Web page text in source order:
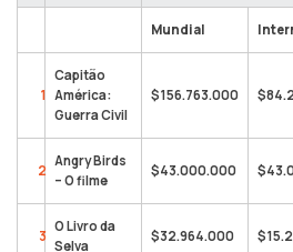
Mundial
1
Capitão
América:
Guerra Civil
$156.763.000
2
Angry Birds
– O filme
$43.000.000
3
O Livro da
Selva
$32.964.000